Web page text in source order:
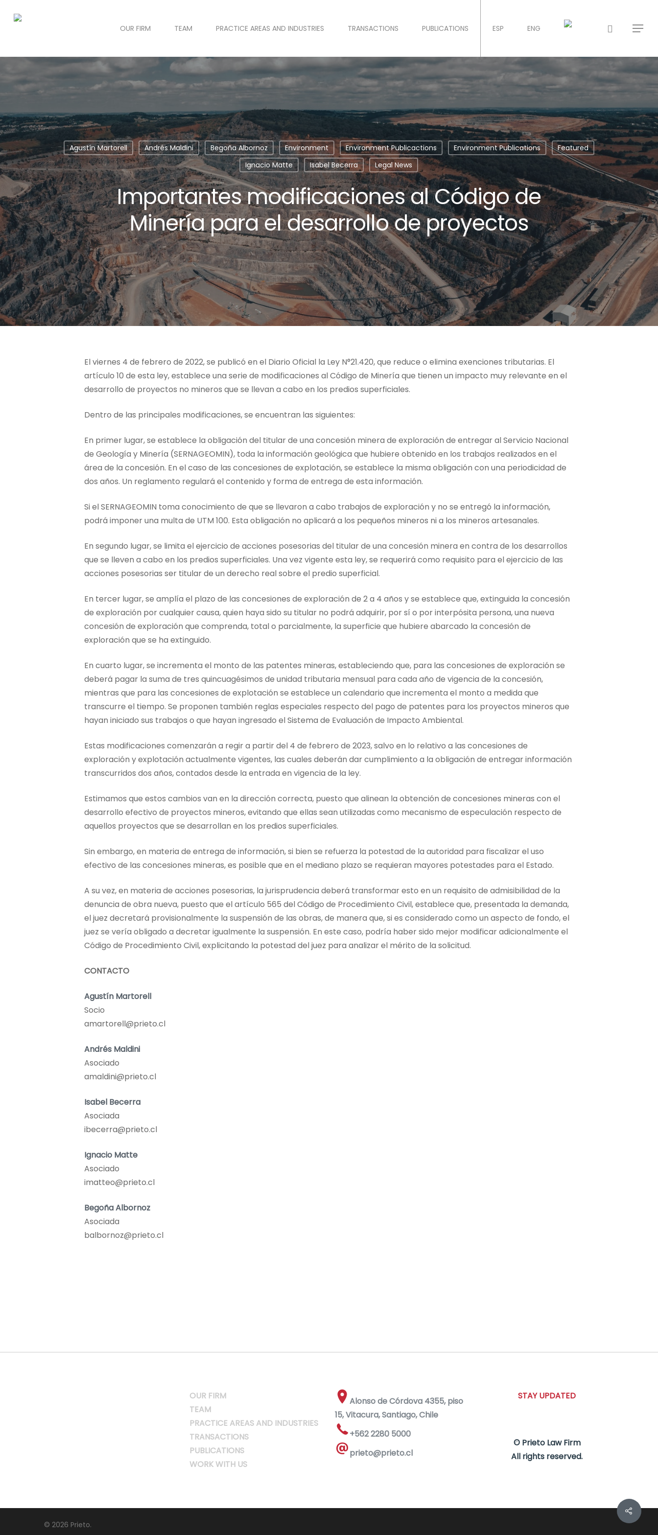
OUR FIRM TEAM PRACTICE AREAS AND INDUSTRIES TRANSACTIONS PUBLICATIONS ESP ENG
Agustín Martorell Andrés Maldini Begoña Albornoz Environment Environment Publicactions Environment Publications
Featured
Ignacio Matte
Isabel Becerra Legal News
Importantes modificaciones al Código de
Minería para el desarrollo de proyectos
El viernes 4 de febrero de 2022, se publicó en el Diario Oficial la Ley N°21.420, que reduce o elimina exenciones tributarias. El
artículo 10 de esta ley, establece una serie de modificaciones al Código de Minería que tienen un impacto muy relevante en el
desarrollo de proyectos no mineros que se llevan a cabo en los predios superficiales.
Dentro de las principales modificaciones, se encuentran las siguientes:
En primer lugar, se establece la obligación del titular de una concesión minera de exploración de entregar al Servicio Nacional
de Geología y Minería (SERNAGEOMIN), toda la información geológica que hubiere obtenido en los trabajos realizados en el
área de la concesión. En el caso de las concesiones de explotación, se establece la misma obligación con una periodicidad de
dos años. Un reglamento regulará el contenido y forma de entrega de esta información.
Si el SERNAGEOMIN toma conocimiento de que se llevaron a cabo trabajos de exploración y no se entregó la información,
podrá imponer una multa de UTM 100. Esta obligación no aplicará a los pequeños mineros ni a los mineros artesanales.
En segundo lugar, se limita el ejercicio de acciones posesorias del titular de una concesión minera en contra de los desarrollos
que se lleven a cabo en los predios superficiales. Una vez vigente esta ley, se requerirá como requisito para el ejercicio de las
acciones posesorias ser titular de un derecho real sobre el predio superficial.
En tercer lugar, se amplía el plazo de las concesiones de exploración de 2 a 4 años y se establece que, extinguida la concesión
de exploración por cualquier causa, quien haya sido su titular no podrá adquirir, por sí o por interpósita persona, una nueva
concesión de exploración que comprenda, total o parcialmente, la superficie que hubiere abarcado la concesión de
exploración que se ha extinguido.
En cuarto lugar, se incrementa el monto de las patentes mineras, estableciendo que, para las concesiones de exploración se
deberá pagar la suma de tres quincuagésimos de unidad tributaria mensual para cada año de vigencia de la concesión,
mientras que para las concesiones de explotación se establece un calendario que incrementa el monto a medida que
transcurre el tiempo. Se proponen también reglas especiales respecto del pago de patentes para los proyectos mineros que
hayan iniciado sus trabajos o que hayan ingresado el Sistema de Evaluación de Impacto Ambiental.
Estas modificaciones comenzarán a regir a partir del 4 de febrero de 2023, salvo en lo relativo a las concesiones de
exploración y explotación actualmente vigentes, las cuales deberán dar cumplimiento a la obligación de entregar información
transcurridos dos años, contados desde la entrada en vigencia de la ley.
Estimamos que estos cambios van en la dirección correcta, puesto que alinean la obtención de concesiones mineras con el
desarrollo efectivo de proyectos mineros, evitando que ellas sean utilizadas como mecanismo de especulación respecto de
aquellos proyectos que se desarrollan en los predios superficiales.
Sin embargo, en materia de entrega de información, si bien se refuerza la potestad de la autoridad para fiscalizar el uso
efectivo de las concesiones mineras, es posible que en el mediano plazo se requieran mayores potestades para el Estado.
A su vez, en materia de acciones posesorias, la jurisprudencia deberá transformar esto en un requisito de admisibilidad de la
denuncia de obra nueva, puesto que el artículo 565 del Código de Procedimiento Civil, establece que, presentada la demanda,
el juez decretará provisionalmente la suspensión de las obras, de manera que, si es considerado como un aspecto de fondo, el
juez se vería obligado a decretar igualmente la suspensión. En este caso, podría haber sido mejor modificar adicionalmente el
Código de Procedimiento Civil, explicitando la potestad del juez para analizar el mérito de la solicitud.
CONTACTO
Agustín Martorell
Socio
amartorell@prieto.cl
Andrés Maldini
Asociado
amaldini@prieto.cl
Isabel Becerra
Asociada
ibecerra@prieto.cl
Ignacio Matte
Asociado
imatteo@prieto.cl
Begoña Albornoz
Asociada
balbornoz@prieto.cl
OUR FIRM
TEAM
PRACTICE AREAS AND INDUSTRIES
TRANSACTIONS
PUBLICATIONS
WORK WITH US
Alonso de Córdova 4355, piso
15, Vitacura, Santiago, Chile
+562 2280 5000
prieto@prieto.cl
STAY UPDATED
© Prieto Law Firm
All rights reserved.
© 2026 Prieto.